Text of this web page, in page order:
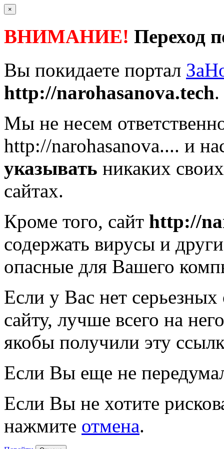
×
ВНИМАНИЕ! Переход
Вы покидаете портал
http://narohasanova.tech.
Мы не несем
http://narohasanova.... и
указывать никаких
сайтах.
Кроме того, сайт http://
содержать вирусы и
опасные для Вашего
Если у Вас нет
сайту, лучше всего на
якобы получили эту
Если Вы еще не
Если Вы не хотите
нажмите отмена.